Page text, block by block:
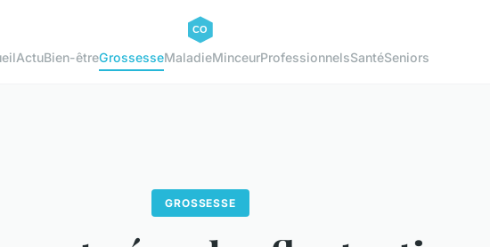
ActuBien-êtreGrossesseMaladieMinceurProfessionnelsSantéSeniors
GROSSESSE